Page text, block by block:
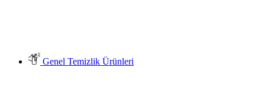
Genel Temizlik Ürünleri